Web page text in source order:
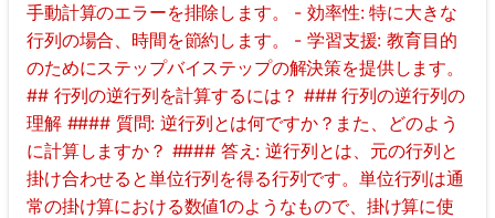
手動計算のエラーを排除します。 - 効率性: 特に大きな
行列の場合、時間を節約します。 - 学習支援: 教育目的
のためにステップバイステップの解決策を提供します。
## 行列の逆行列を計算するには？ ### 行列の逆行列の
理解 #### 質問: 逆行列とは何ですか？また、どのよう
に計算しますか？ #### 答え: 逆行列とは、元の行列と
掛け合わせると単位行列を得る行列です。単位行列は通
常の掛け算における数値1のようなもので、掛け算に使